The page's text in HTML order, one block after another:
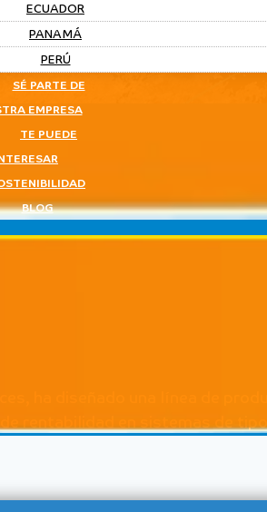
ECUADOR
PANAMÁ
PERÚ
SÉ PARTE DE
EMPRESA
TE PUEDE
BLOG
ha diseñado una línea de
rentabilidad en sistemas de